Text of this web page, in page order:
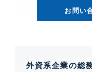
オートロック、 カー
お問い
外資系企業の総